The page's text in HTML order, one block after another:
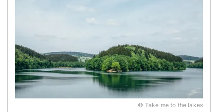
© Take me to the lakes